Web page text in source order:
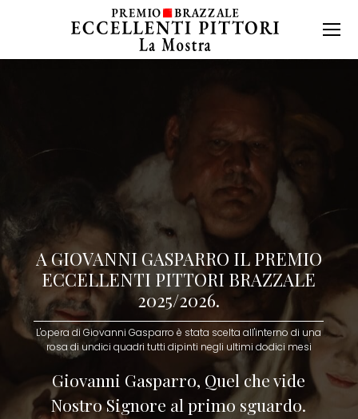
A GIOVANNI GASPARRO IL PREMIO
ECCELLENTI PITTORI BRAZZALE
2025/2026.
Giovanni Gasparro, Quel che vide
Nostro Signore al primo sguardo.
L'opera di Giovanni Gasparro è stata scelta all'interno di una
rosa di undici quadri tutti dipinti negli ultimi dodici mesi